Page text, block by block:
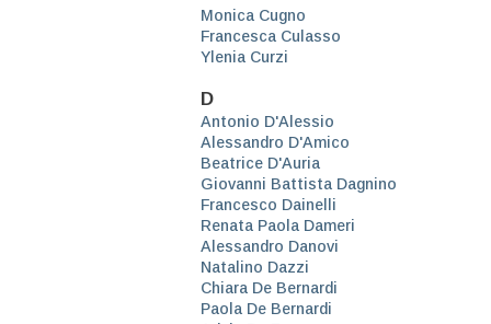
Monica Cugno
Francesca Culasso
Ylenia Curzi
D
Antonio D'Alessio
Alessandro D'Amico
Beatrice D'Auria
Giovanni Battista Dagnino
Francesco Dainelli
Renata Paola Dameri
Alessandro Danovi
Natalino Dazzi
Chiara De Bernardi
Paola De Bernardi